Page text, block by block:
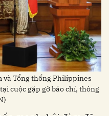
và Tổng thống Philippines
cuộc gặp gỡ báo chí, thông